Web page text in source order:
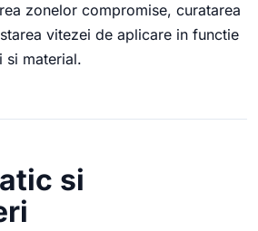
zonelor compromise, curatarea
vitezei de aplicare in functie
si material.
si